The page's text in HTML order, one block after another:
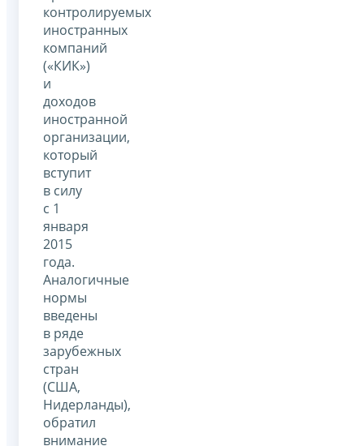
контролируемых
иностранных
компаний
(«КИК»)
и
доходов
иностранной
организации,
который
вступит
в силу
с 1
января
2015
года.
Аналогичные
нормы
введены
в ряде
зарубежных
стран
(США,
Нидерланды),
обратил
внимание